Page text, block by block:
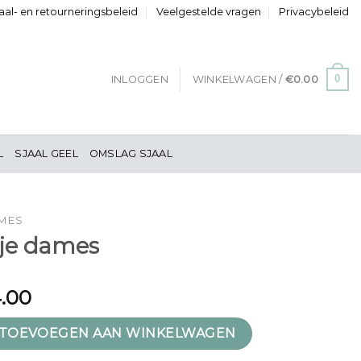
en retourneringsbeleid Veelgestelde vragen Privacybeleid
INLOGGEN WINKELWAGEN / €0.00 0
SJAAL GEEL OMSLAG SJAAL
dames
aantal
TOEVOEGEN AAN WINKELWAGEN